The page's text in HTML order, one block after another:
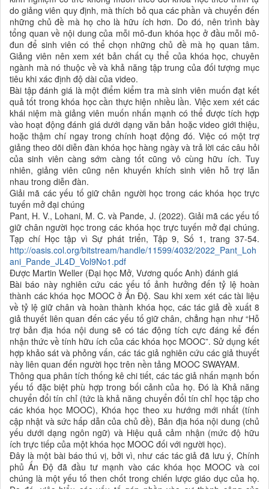
do giảng viên quy định, mà thích bỏ qua các phần và chuyển đến
những chủ đề mà họ cho là hữu ích hơn. Do đó, nên trình bày
tổng quan về nội dung của mỗi mô-đun khóa học ở đầu mỗi mô-
đun để sinh viên có thể chọn những chủ đề mà họ quan tâm.
Giảng viên nên xem xét bản chất cụ thể của khóa học, chuyên
ngành mà nó thuộc về và khả năng tập trung của đối tượng mục
tiêu khi xác định độ dài của video.
Bài tập đánh giá là một điểm kiểm tra mà sinh viên muốn đạt kết
quả tốt trong khóa học cần thực hiện nhiều lần. Việc xem xét các
khái niệm mà giảng viên muốn nhấn mạnh có thể được tích hợp
vào hoạt động đánh giá dưới dạng văn bản hoặc video giới thiệu,
hoặc thậm chí ngay trong chính hoạt động đó. Việc có một trợ
giảng theo dõi diễn đàn khóa học hàng ngày và trả lời các câu hỏi
của sinh viên càng sớm càng tốt cũng vô cùng hữu ích. Tuy
nhiên, giảng viên cũng nên khuyến khích sinh viên hỗ trợ lẫn
nhau trong diễn đàn.
Giải mã các yếu tố giữ chân người học trong các khóa học trực
tuyến mở đại chúng
Pant, H. V., Lohani, M. C. và Pande, J. (2022). Giải mã các yếu tố
giữ chân người học trong các khóa học trực tuyến mở đại chúng.
Tạp chí Học tập vì Sự phát triển, Tập 9, Số 1, trang 37-54.
http://oasis.col.org/bitstream/handle/11599/4032/2022_Pant_Loh
ani_Pande_JL4D_Vol9No1.pdf
Được Martin Weller (Đại học Mở, Vương quốc Anh) đánh giá
Bài báo này nghiên cứu các yếu tố ảnh hưởng đến tỷ lệ hoàn
thành các khóa học MOOC ở Ấn Độ. Sau khi xem xét các tài liệu
về tỷ lệ giữ chân và hoàn thành khóa học, các tác giả đề xuất 8
giả thuyết liên quan đến các yếu tố giữ chân, chẳng hạn như “Hỗ
trợ bản địa hóa nội dung sẽ có tác động tích cực đáng kể đến
nhận thức về tính hữu ích của các khóa học MOOC”. Sử dụng kết
hợp khảo sát và phỏng vấn, các tác giả nghiên cứu các giả thuyết
này liên quan đến người học trên nền tảng MOOC SWAYAM.
Thông qua phân tích thống kê chi tiết, các tác giả nhấn mạnh bốn
yếu tố đặc biệt phù hợp trong bối cảnh của họ. Đó là Khả năng
chuyển đổi tín chỉ (tức là khả năng chuyển đổi tín chỉ học tập cho
các khóa học MOOC), Khóa học theo xu hướng mới nhất (tính
cập nhật và sức hấp dẫn của chủ đề), Bản địa hóa nội dung (chủ
yếu dưới dạng ngôn ngữ) và Hiệu quả cảm nhận (mức độ hữu
ích trực tiếp của một khóa học MOOC đối với người học).
Đây là một bài báo thú vị, bởi vì, như các tác giả đã lưu ý, Chính
phủ Ấn Độ đã đầu tư mạnh vào các khóa học MOOC và coi
chúng là một yếu tố then chốt trong chiến lược giáo dục của họ.